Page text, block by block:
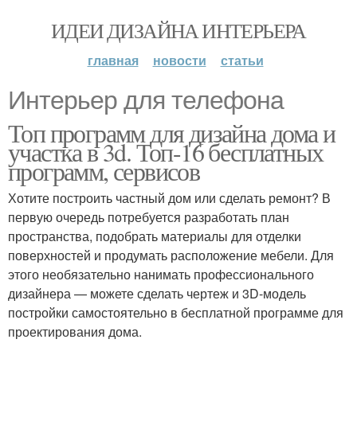
ИДЕИ ДИЗАЙНА ИНТЕРЬЕРА
главная новости статьи
Интерьер для телефона
Топ программ для дизайна дома и
участка в 3d. Топ-16 бесплатных
программ, сервисов
Хотите построить частный дом или сделать ремонт? В
первую очередь потребуется разработать план
пространства, подобрать материалы для отделки
поверхностей и продумать расположение мебели. Для
этого необязательно нанимать профессионального
дизайнера — можете сделать чертеж и 3D-модель
постройки самостоятельно в бесплатной программе для
проектирования дома.